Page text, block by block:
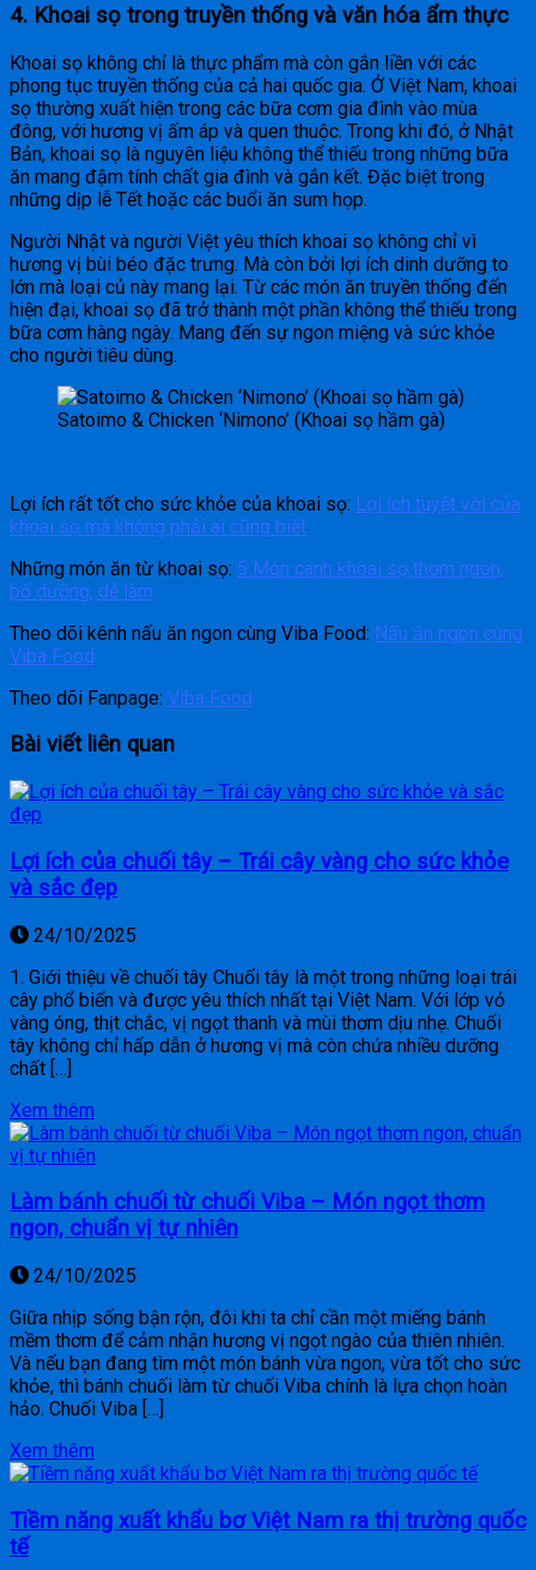
4. Khoai sọ trong truyền thống và văn hóa ẩm thực
Khoai sọ không chỉ là thực phẩm mà còn gắn liền với các
phong tục truyền thống của cả hai quốc gia. Ở Việt Nam, khoai
sọ thường xuất hiện trong các bữa cơm gia đình vào mùa
đông, với hương vị ấm áp và quen thuộc. Trong khi đó, ở Nhật
Bản, khoai sọ là nguyên liệu không thể thiếu trong những bữa
ăn mang đậm tính chất gia đình và gắn kết. Đặc biệt trong
những dịp lễ Tết hoặc các buổi ăn sum họp.
Người Nhật và người Việt yêu thích khoai sọ không chỉ vì
hương vị bùi béo đặc trưng. Mà còn bởi lợi ích dinh dưỡng to
lớn mà loại củ này mang lại. Từ các món ăn truyền thống đến
hiện đại, khoai sọ đã trở thành một phần không thể thiếu trong
bữa cơm hàng ngày. Mang đến sự ngon miệng và sức khỏe
cho người tiêu dùng.
Satoimo & Chicken ‘Nimono’ (Khoai sọ hầm gà)
Lợi ích rất tốt cho sức khỏe của khoai sọ: Lợi ích tuyệt vời của
khoai sọ mà không phải ai cũng biết
Những món ăn từ khoai sọ: 5 Món canh khoai sọ thơm ngon,
bổ dưỡng, dễ làm
Theo dõi kênh nấu ăn ngon cùng Viba Food: Nấu ăn ngon cùng
Viba Food
Theo dõi Fanpage: Viba Food
Bài viết liên quan
Lợi ích của chuối tây – Trái cây vàng cho sức khỏe
và sắc đẹp
24/10/2025
1. Giới thiệu về chuối tây Chuối tây là một trong những loại trái
cây phổ biến và được yêu thích nhất tại Việt Nam. Với lớp vỏ
vàng óng, thịt chắc, vị ngọt thanh và mùi thơm dịu nhẹ. Chuối
tây không chỉ hấp dẫn ở hương vị mà còn chứa nhiều dưỡng
chất […]
Xem thêm
Làm bánh chuối từ chuối Viba – Món ngọt thơm
ngon, chuẩn vị tự nhiên
24/10/2025
Giữa nhịp sống bận rộn, đôi khi ta chỉ cần một miếng bánh
mềm thơm để cảm nhận hương vị ngọt ngào của thiên nhiên.
Và nếu bạn đang tìm một món bánh vừa ngon, vừa tốt cho sức
khỏe, thì bánh chuối làm từ chuối Viba chính là lựa chọn hoàn
hảo. Chuối Viba […]
Xem thêm
Tiềm năng xuất khẩu bơ Việt Nam ra thị trường quốc
tế